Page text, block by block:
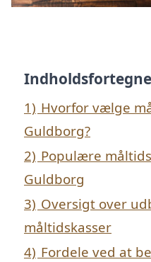
1) Hvorfor vælge
Guldborg?
2) Populære
Guldborg
3) Oversigt over
måltidskasser
4) Fordele ved at